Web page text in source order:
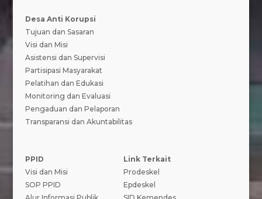
Desa Anti Korupsi
Tujuan dan Sasaran
Visi dan Misi
Asistensi dan Supervisi
Partisipasi Masyarakat
Pelatihan dan Edukasi
Monitoring dan Evaluasi
Pengaduan dan Pelaporan
Transparansi dan Akuntabilitas
PPID
Visi dan Misi
SOP PPID
Link Terkait
Prodeskel
Epdeskel